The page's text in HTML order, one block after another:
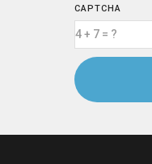
CAPTCHA